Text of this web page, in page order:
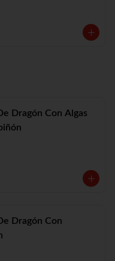
Dragón Con Algas
Dragón Con